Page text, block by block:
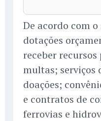
De acordo com
dotações
receber
multas; serviços
doações;
e contratos de
ferrovias e